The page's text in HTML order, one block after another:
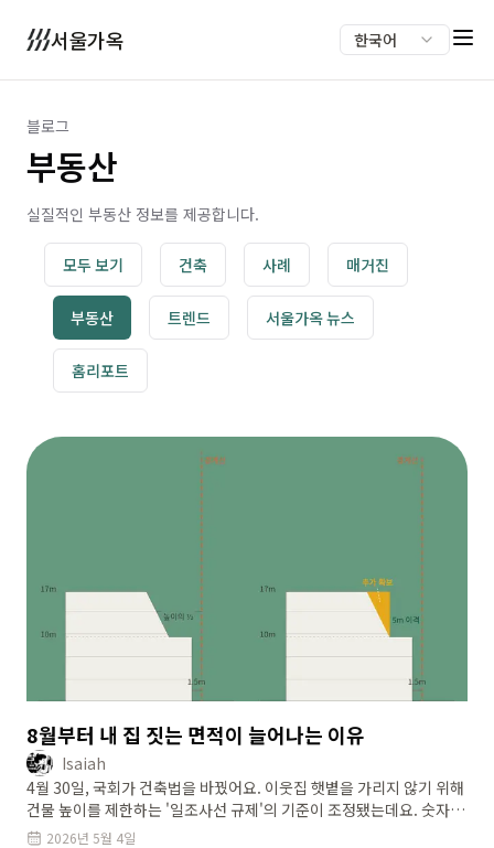
서울가옥 한국어
블로그
부동산
실질적인 부동산 정보를 제공합니다.
모두 보기 건축 사례 매거진
부동산 트렌드 서울가옥 뉴스
홈리포트
8월부터 내 집 짓는 면적이 늘어나는 이유
Isaiah
4월 30일, 국회가 건축법을 바꿨어요. 이웃집 햇볕을 가리지 않기 위해
건물 높이를 제한하는 '일조사선 규제'의 기준이 조정됐는데요. 숫자는
작아 보여도 서울 저층주거지에서 집을 짓는 분들에게는 꽤 큰
2026년 5월 4일